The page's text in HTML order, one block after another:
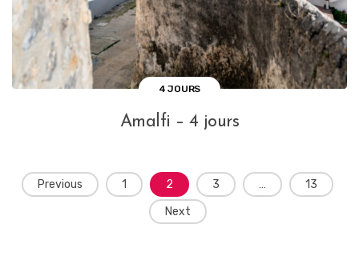
4 JOURS
Amalfi – 4 jours
PostsPrevious 1 2 3 …
13
Next